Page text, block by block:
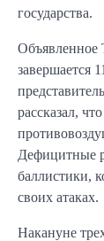
государства.
Объявленное
завершается
рассказал,
Дефицитные
баллистики,
своих атаках.
Накануне